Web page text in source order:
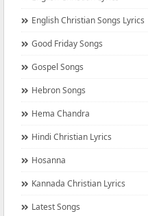
English Christian Songs Lyrics
Good Friday Songs
Gospel Songs
Hebron Songs
Hema Chandra
Hindi Christian Lyrics
Hosanna
Kannada Christian Lyrics
Latest Songs